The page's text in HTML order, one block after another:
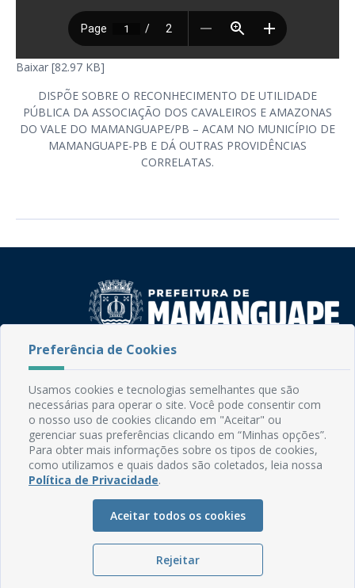
Baixar [82.97 KB]
DISPÕE SOBRE O RECONHECIMENTO DE UTILIDADE
PÚBLICA DA ASSOCIAÇÃO DOS CAVALEIROS E AMAZONAS
DO VALE DO MAMANGUAPE/PB – ACAM NO MUNICÍPIO DE
MAMANGUAPE-PB E DÁ OUTRAS PROVIDÊNCIAS
CORRELATAS.
Fone: (83) 3292-2246
Email: comunicacao@mamanguape.pb.gov.br
Expediente: Segunda à Sexta, das 08h às 13h
Mapa do Site
Manual de Navegação
Ouvidoria
Preferência de Cookies
Usamos cookies e tecnologias semelhantes que são
necessárias para operar o site. Você pode consentir com
o nosso uso de cookies clicando em "Aceitar" ou
gerenciar suas preferências clicando em “Minhas opções”.
Para obter mais informações sobre os tipos de cookies,
como utilizamos e quais dados são coletados, leia nossa
Política de Privacidade.
Aceitar todos os cookies
Rejeitar